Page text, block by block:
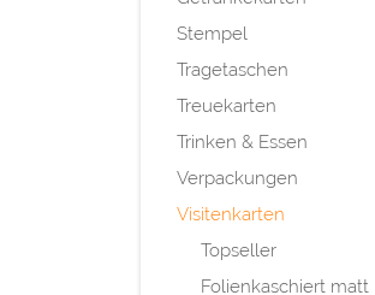
Stempel
Tragetaschen
Treuekarten
Trinken & Essen
Verpackungen
Visitenkarten
Topseller
Folienkaschiert matt